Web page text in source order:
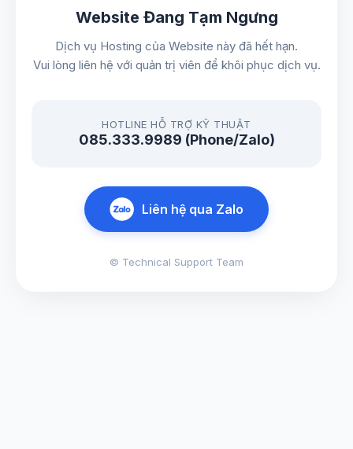
Website Đang Tạm Ngưng
Dịch vụ Hosting của Website này đã hết hạn.
Vui lòng liên hệ với quản trị viên để khôi phục dịch vụ.
HOTLINE HỖ TRỢ KỸ THUẬT
085.333.9989 (Phone/Zalo)
Liên hệ qua Zalo
© Technical Support Team